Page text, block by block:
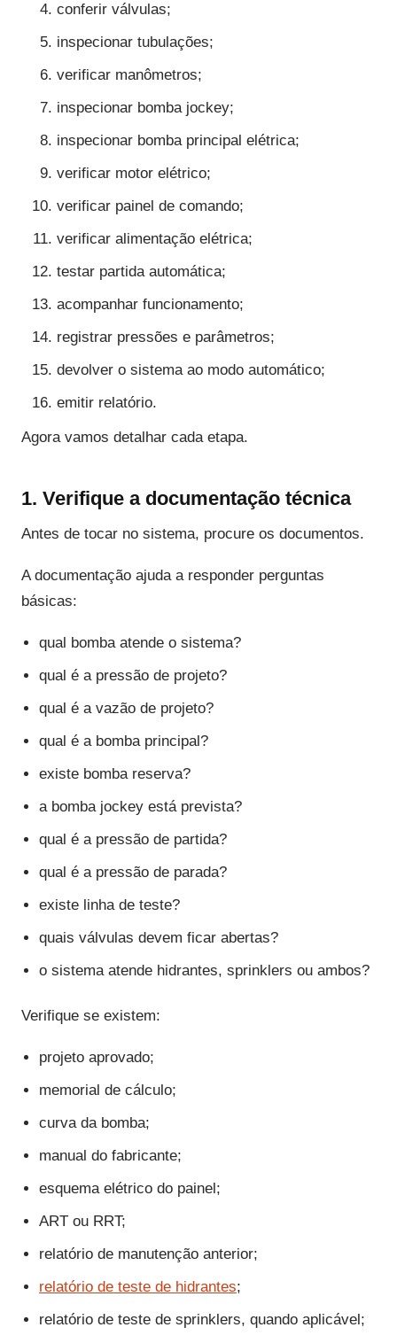
conferir válvulas;
inspecionar tubulações;
verificar manômetros;
inspecionar bomba jockey;
inspecionar bomba principal elétrica;
verificar motor elétrico;
verificar painel de comando;
verificar alimentação elétrica;
testar partida automática;
acompanhar funcionamento;
registrar pressões e parâmetros;
devolver o sistema ao modo automático;
emitir relatório.
Agora vamos detalhar cada etapa.
1. Verifique a documentação técnica
Antes de tocar no sistema, procure os documentos.
A documentação ajuda a responder perguntas
básicas:
qual bomba atende o sistema?
qual é a pressão de projeto?
qual é a vazão de projeto?
qual é a bomba principal?
existe bomba reserva?
a bomba jockey está prevista?
qual é a pressão de partida?
qual é a pressão de parada?
existe linha de teste?
quais válvulas devem ficar abertas?
o sistema atende hidrantes, sprinklers ou ambos?
Verifique se existem:
projeto aprovado;
memorial de cálculo;
curva da bomba;
manual do fabricante;
esquema elétrico do painel;
ART ou RRT;
relatório de manutenção anterior;
relatório de teste de hidrantes;
relatório de teste de sprinklers, quando aplicável;